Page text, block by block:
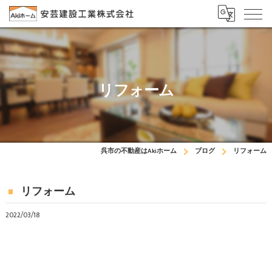
リフォーム
呉市の不動産はAkiホーム ブログ リフォーム
リフォーム
2022/03/18